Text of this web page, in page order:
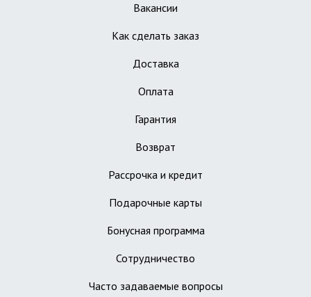
Вакансии
Как сделать заказ
Доставка
Оплата
Гарантия
Возврат
Рассрочка и кредит
Подарочные карты
Бонусная программа
Сотрудничество
Часто задаваемые вопросы